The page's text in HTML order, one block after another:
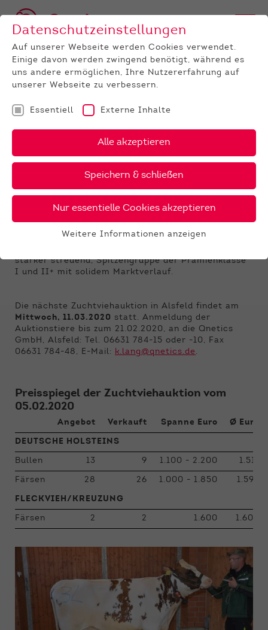
UNTERNEHMEN News
Ergebnisse Zuchtvieh-Auktion
im Februar
Schnitt +36,- €.
stärker streuend, Spitzengruppe der Prämienklasse
I und II+ mit solidem Marktverlauf.
Die nächste Zuchtviehauktion in Alsfeld findet am
Mittwoch, 11.03.2020 statt. Anmeldung der
Auktionstiere bis zum 21.02.2020, an die Qnetics
GmbH, Alsfeld: Tel. 06631 784-15 oder -10, Fax
06631 784-48, E-Mail: k.lang@qnetics.de .
Preisspiegel der Zuchtviehauktion vom
05.02.2020
Angebot Verkauft Spanne Euro Ø Euro
DEUTSCHE HOLSTEINS
Bullen 13 9 1.100 - 2.200 1.511
Färsen 28 26 1.000 - 1.850 1.593
FLECKVIEH/KREUZUNG
Färsen 2 2 1.600 1.600
Datenschutzeinstellungen
Auf unserer Webseite werden Cookies verwendet.
Einige davon werden zwingend benötigt, während es
uns andere ermöglichen, Ihre Nutzererfahrung auf
unserer Webseite zu verbessern.
Essentiell Externe Inhalte
Alle akzeptieren
Speichern & schließen
Nur essentielle Cookies akzeptieren
Funktionen der Webseite benötigt. Dadurch ist
Name cookie_optin
Anbieter
Zweck Cookie Einstellungen speichern
Cookie-Informationen anzeigen
Externe Inhalte
anzubieten.
Weitere Informationen anzeigen